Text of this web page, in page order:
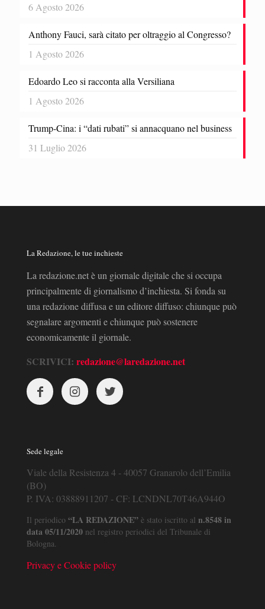
6 Agosto 2026
Anthony Fauci, sarà citato per oltraggio al Congresso?
1 Agosto 2026
Edoardo Leo si racconta alla Versiliana
1 Agosto 2026
Trump-Cina: i “dati rubati” si annacquano nel business
31 Luglio 2026
La Redazione, le tue inchieste
La redazione.net è un giornale digitale che si occupa
principalmente di giornalismo d’inchiesta. Si fonda su
una redazione diffusa e un editore diffuso: chiunque può
segnalare argomenti e chiunque può sostenere
economicamente il giornale.
SCRIVICI: redazione@laredazione.net
Sede legale
Viale della Resistenza 4 - 40057 Granarolo dell’Emilia
(BO)
P. IVA: 03888911207 - CF: LCNDNL70T46A944O
Il periodico “LA REDAZIONE” è stato iscritto al n.8548 in
data 05/11/2020 nel registro periodici del Tribunale di
Bologna.
Privacy e Cookie policy